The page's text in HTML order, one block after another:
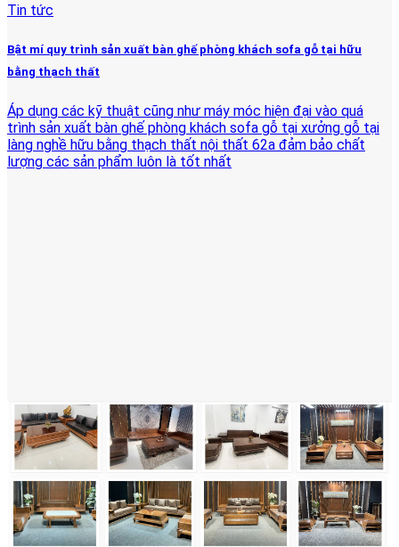
Tin tức
Bật mí quy trình sản xuất bàn ghế phòng khách sofa gỗ tại hữu
bằng thạch thất
Áp dụng các kỹ thuật cũng như máy móc hiện đại vào quá
trình sản xuất bàn ghế phòng khách sofa gỗ tại xưởng gỗ tại
làng nghề hữu bằng thạch thất nội thất 62a đảm bảo chất
lượng các sản phẩm luôn là tốt nhất